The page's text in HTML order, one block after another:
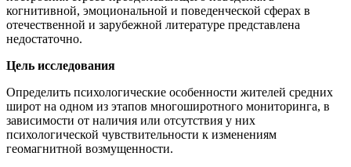
когнитивной, эмоциональной и поведенческой сферах в
отечественной и зарубежной литературе представлена
недостаточно.
Цель исследования
Определить психологические особенности жителей средних
широт на одном из этапов многоширотного мониторинга, в
зависимости от наличия или отсутствия у них
психологической чувствительности к изменениям
геомагнитной возмущенности.